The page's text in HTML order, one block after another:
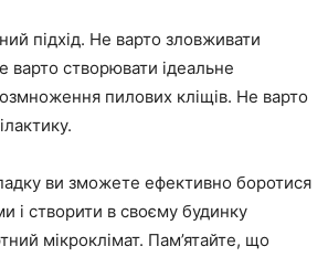
підхід. Не варто зловживати
створювати ідеальне
пилових кліщів. Не варто
ви зможете ефективно боротися
і створити в своєму будинку
мікроклімат. Пам’ятайте, що